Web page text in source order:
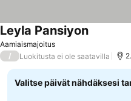
Aamiaismajoitus
Leyla Pansiyon
/ Luokitusta ei ole saatavilla
Valitse päivät nähdäksesi